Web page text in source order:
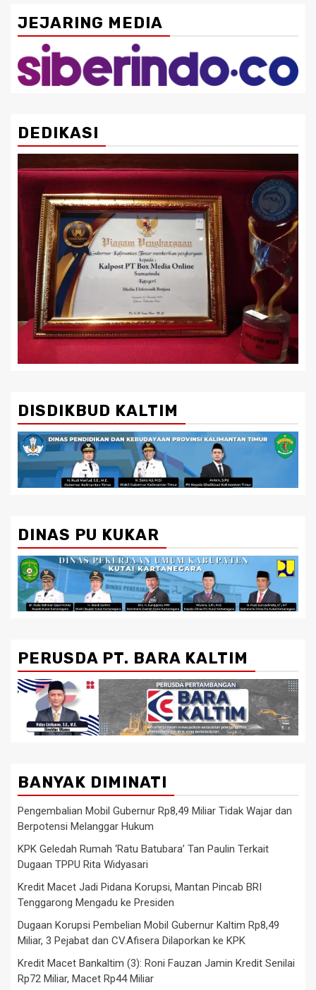
JEJARING MEDIA
DEDIKASI
DISDIKBUD KALTIM
DINAS PU KUKAR
PERUSDA PT. BARA KALTIM
BANYAK DIMINATI
Pengembalian Mobil Gubernur Rp8,49 Miliar Tidak Wajar dan
Berpotensi Melanggar Hukum
KPK Geledah Rumah ‘Ratu Batubara’ Tan Paulin Terkait
Dugaan TPPU Rita Widyasari
Kredit Macet Jadi Pidana Korupsi, Mantan Pincab BRI
Tenggarong Mengadu ke Presiden
Dugaan Korupsi Pembelian Mobil Gubernur Kaltim Rp8,49
Miliar, 3 Pejabat dan CV.Afisera Dilaporkan ke KPK
Kredit Macet Bankaltim (3): Roni Fauzan Jamin Kredit Senilai
Rp72 Miliar, Macet Rp44 Miliar